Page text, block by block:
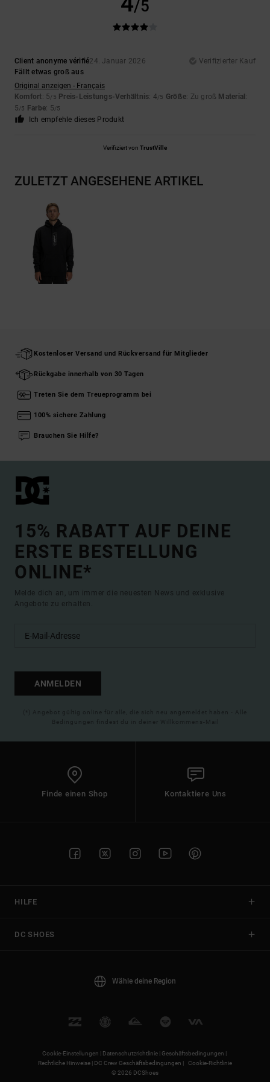
/5
Client anonyme vérifié24. Januar 2026
Verifizierter Kauf
Fällt etwas groß aus
Original anzeigen - Français
Komfort: 5/5 Preis-Leistungs-Verhältnis: 4/5 Größe: Zu groß Material :
5/5 Farbe: 5/5
Ich empfehle dieses Produkt
Verifiziert von TrustVille
ZULETZT ANGESEHENE ARTIKEL
Kostenloser Versand und Rückversand für Mitglieder
Rückgabe innerhalb von 30 Tagen
Treten Sie dem Treueprogramm bei
100% sichere Zahlung
Brauchen Sie Hilfe?
15% RABATT AUF DEINE
ERSTE BESTELLUNG
ONLINE*
Melde dich an, um immer die neuesten News und exklusive
Angebote zu erhalten.
ANMELDEN
(*) Angebot gültig online für alle, die sich neu angemeldet haben - Alle
Bedingungen findest du in deiner Willkommens-Mail
Finde einen Shop Kontaktiere Uns
HILFE
DC SHOES
Wähle deine Region
Cookie-Einstellungen | Datenschutzrichtlinie |Geschäftsbedingungen |
Rechtliche Hinweise | DC Crew Geschäftsbedingungen |
Cookie-Richtlinie
© 2026 DCShoes